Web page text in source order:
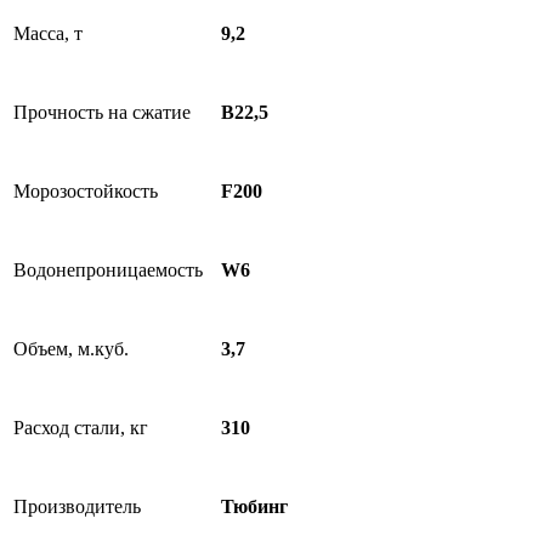
Масса, т 9,2
Прочность на сжатие B22,5
Морозостойкость F200
Водонепроницаемость W6
Объем, м.куб. 3,7
Расход стали, кг 310
Производитель Тюбинг